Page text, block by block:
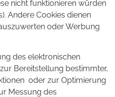
nicht funktionieren würden
Andere Cookies dienen
oder Werbung
des elektronischen
Bereitstellung bestimmter,
oder zur Optimierung
Messung des